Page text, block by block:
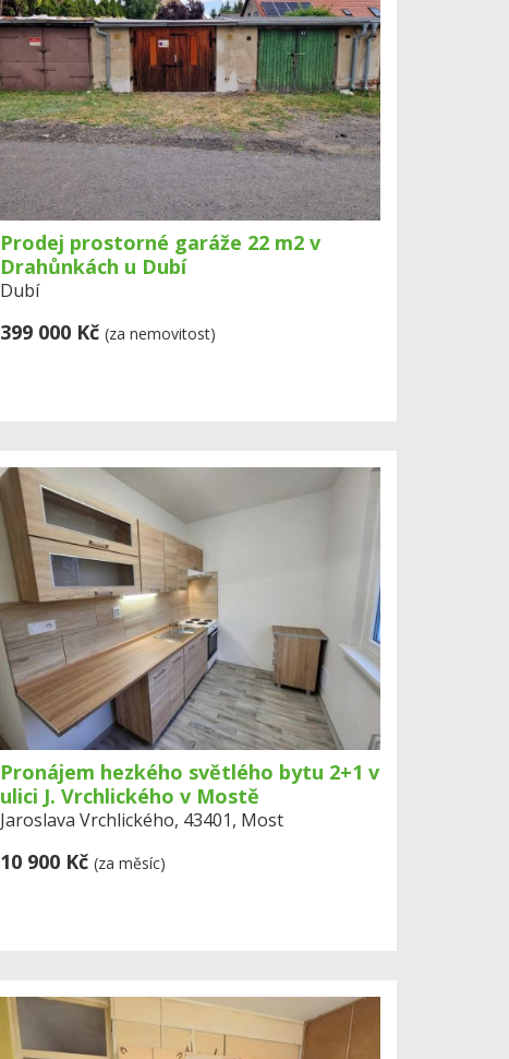
Prodej prostorné garáže 22 m2 v
Drahůnkách u Dubí
Dubí
399 000 Kč (za nemovitost)
Pronájem hezkého světlého bytu 2+1 v
ulici J. Vrchlického v Mostě
Jaroslava Vrchlického, 43401, Most
10 900 Kč (za měsíc)